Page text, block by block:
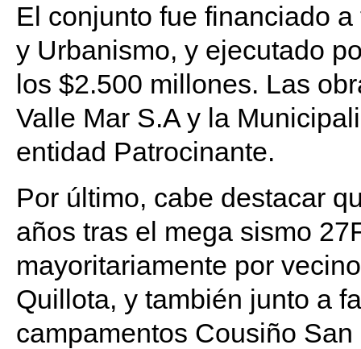
El conjunto fue financiado
y Urbanismo, y ejecutado
los $2.500 millones. Las
Valle Mar S.A y la
entidad Patrocinante.
Por último, cabe destacar
años tras el mega sismo
mayoritariamente por
Quillota, y también junto a
campamentos Cousiño